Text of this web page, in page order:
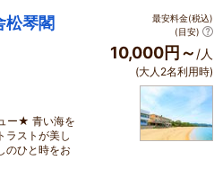
松琴閣
ー★ 青い海を
ラストが美し
のひと時をお
最安料金(税込)
(目安)
10,000円～ /人
(大人2名利用時)